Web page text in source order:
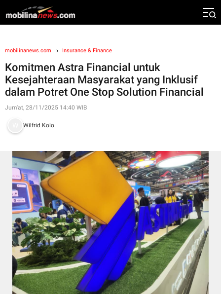
mobilinanews.com Insurance & Finance
Komitmen Astra Financial untuk
Kesejahteraan Masyarakat yang Inklusif
dalam Potret One Stop Solution Financial
Jum'at, 28/11/2025 14:40 WIB
Wilfrid Kolo